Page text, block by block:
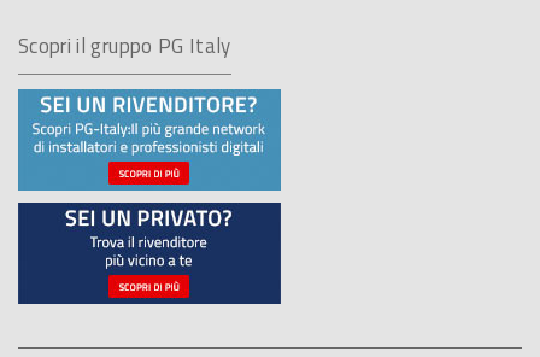
Scopri il gruppo PG Italy